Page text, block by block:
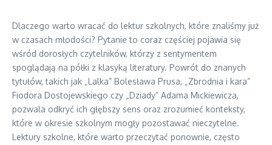
Dlaczego warto wracać do lektur szkolnych, które znaliśmy już
w czasach młodości? Pytanie to coraz częściej pojawia się
wśród dorosłych czytelników, którzy z sentymentem
spoglądają na półki z klasyką literatury. Powrót do znanych
tytułów, takich jak „Lalka” Bolesława Prusa, „Zbrodnia i kara”
Fiodora Dostojewskiego czy „Dziady” Adama Mickiewicza,
pozwala odkryć ich głębszy sens oraz zrozumieć konteksty,
które w okresie szkolnym mogły pozostawać nieczytelne.
Lektury szkolne, które warto przeczytać ponownie, często